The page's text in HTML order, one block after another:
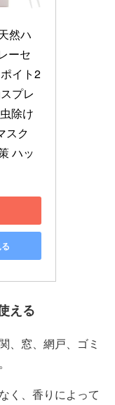
然ハ
ーセ
イト2
プレ
除け
スク
ハッ
える
、窓、網戸、ゴミ
く、香りによって